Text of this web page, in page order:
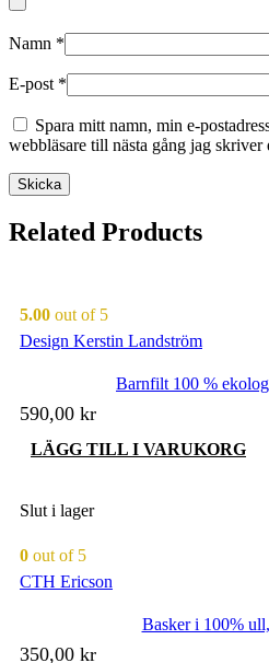
Namn *
E-post *
Spara mitt namn, min e-
webbläsare till nästa gång jag skriver
Related Products
5.00 out of 5
Design Kerstin Landström
Barnfilt 100 %
590,00 kr
LÄGG TILL I VARUKORG
Slut i lager
0 out of 5
CTH Ericson
Basker i 100%
350,00 kr